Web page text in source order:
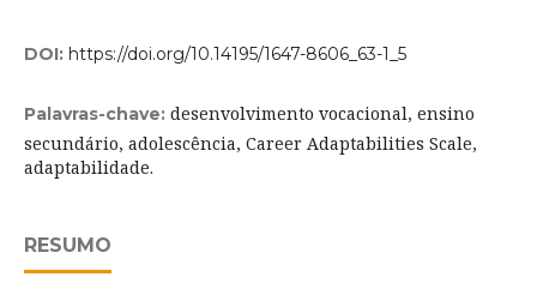
DOI: https://doi.org/10.14195/1647-8606_63-1_5
Palavras-chave: desenvolvimento vocacional, ensino
secundário, adolescência, Career Adaptabilities Scale,
adaptabilidade.
RESUMO